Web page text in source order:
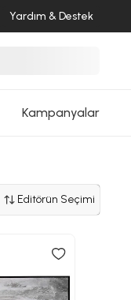
Yardım & Destek
Kampanyalar
Editörün Seçimi